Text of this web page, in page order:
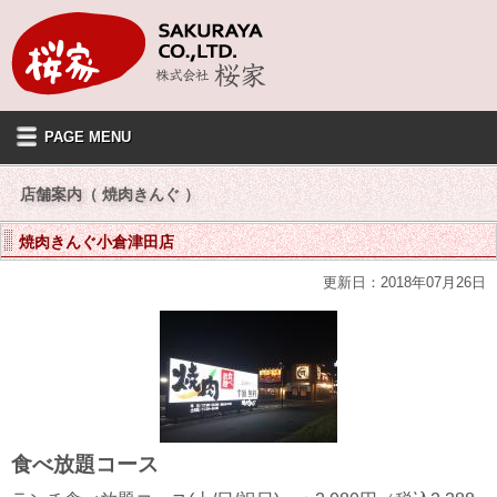
PAGE MENU
店舗案内（ 焼肉きんぐ ）
焼肉きんぐ小倉津田店
更新日：2018年07月26日
食べ放題コース